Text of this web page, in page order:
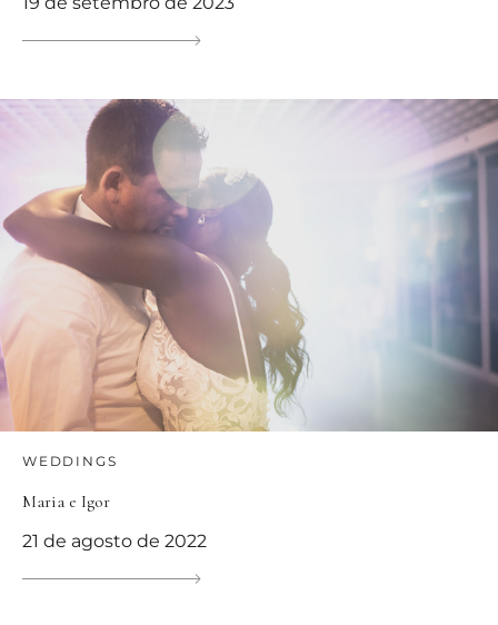
WEDDINGS
Maria e Igor
21 de agosto de 2022